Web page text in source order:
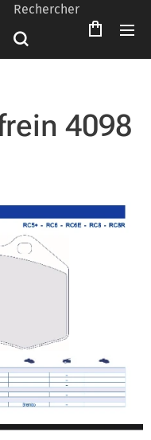
Rechercher
4098